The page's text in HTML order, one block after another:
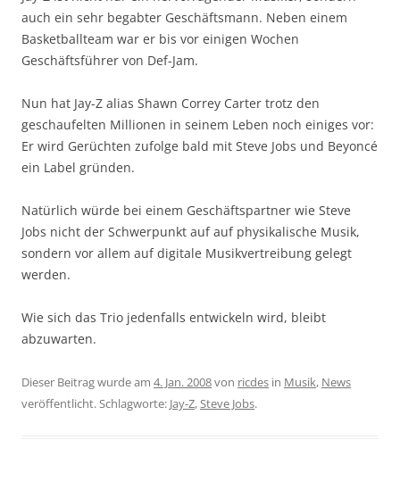
auch ein sehr begabter Geschäftsmann. Neben einem
Basketballteam war er bis vor einigen Wochen
Geschäftsführer von Def-Jam.
Nun hat Jay-Z alias Shawn Correy Carter trotz den
geschaufelten Millionen in seinem Leben noch einiges vor:
Er wird Gerüchten zufolge bald mit Steve Jobs und Beyoncé
ein Label gründen.
Natürlich würde bei einem Geschäftspartner wie Steve
Jobs nicht der Schwerpunkt auf auf physikalische Musik,
sondern vor allem auf digitale Musikvertreibung gelegt
werden.
Wie sich das Trio jedenfalls entwickeln wird, bleibt
abzuwarten.
Dieser Beitrag wurde am 4. Jan. 2008von ricdes in Musik, News
veröffentlicht. Schlagworte: Jay-Z,Steve Jobs.